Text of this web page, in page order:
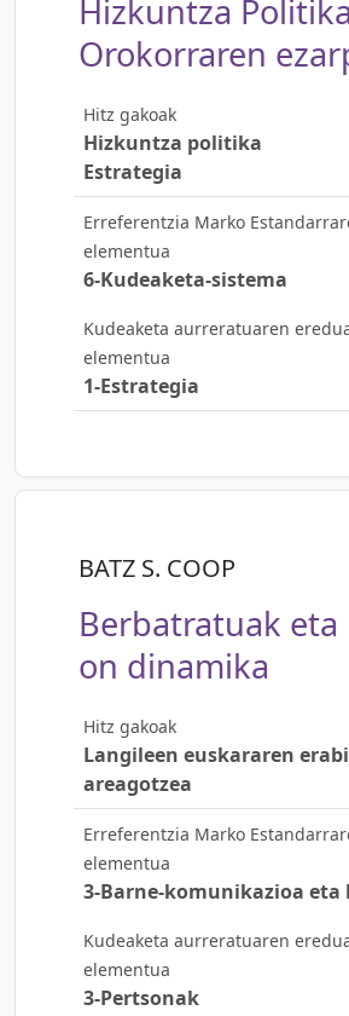
Hizkuntza Politika
Orokorraren
Hitz gakoak
Hizkuntza politika
Estrategia
Erreferentzia Marko
elementua
6-Kudeaketa-sistema
Kudeaketa aurreratuaren
elementua
1-Estrategia
BATZ S. COOP
Berbatratuak eta
on dinamika
Hitz gakoak
Langileen euskararen
areagotzea
Erreferentzia Marko
elementua
3-Barne-komunikazioa eta
Kudeaketa aurreratuaren
elementua
3-Pertsonak